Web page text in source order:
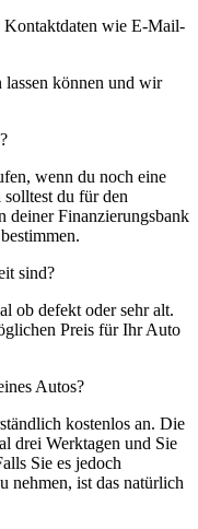
Kontaktdaten wie E-Mail-
können und wir
wenn du noch eine
du für den
deiner Finanzierungsbank
sind?
ob defekt oder sehr alt.
Preis für Ihr Auto
Autos?
kostenlos an. Die
drei Werktagen und Sie
Sie es jedoch
nehmen, ist das natürlich